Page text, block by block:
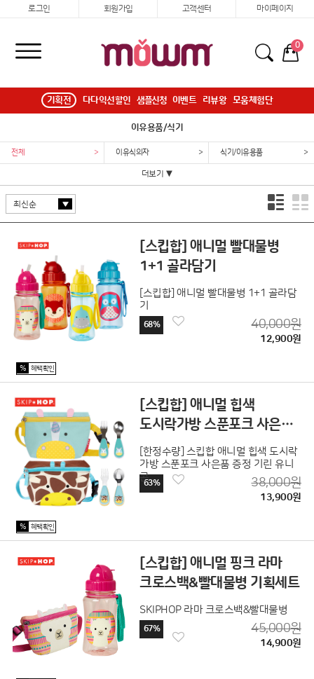
로그인 회원가입 고객센터 마이페이지
0
기획전 다다익선할인 샘플신청 이벤트 리뷰왕 모움체험단
이유용품/식기
전체 > 이유식의자 > 식기/이유용품 >
더보기 ▼
[스킵합] 애니멀 빨대물병
1+1 골라담기
[스킵합] 애니멀 빨대물병 1+1 골라담
기
68% 40,000원
12,900원
% 혜택확인
[스킵합] 애니멀 힙색
도시락가방 스푼포크 사은품
증정 기린 유니콘
[한정수량] 스킵합 애니멀 힙색 도시락
가방 스푼포크 사은품 증정 기린 유니
콘
63% 38,000원
13,900원
% 혜택확인
[스킵합] 애니멀 핑크 라마
크로스백&빨대물병 기획세트
SKIPHOP 라마 크로스백&빨대물병
67% 45,000원
14,900원